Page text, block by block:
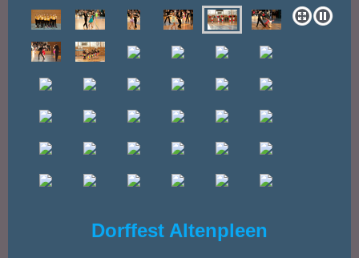
Dorffest Altenpleen